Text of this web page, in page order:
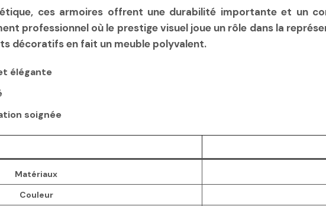
ces armoires offrent une durabilité importante et un
professionnel où le prestige visuel joue un rôle dans la
décoratifs en fait un meuble polyvalent.
élégante
soignée
Matériaux
Couleur